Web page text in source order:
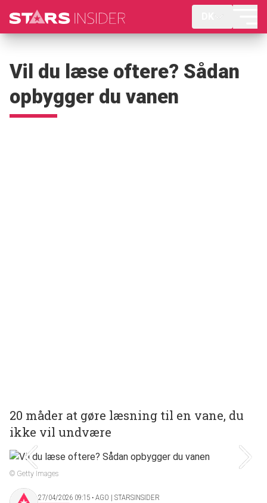
Vil du læse oftere? Sådan
opbygger du vanen
20 måder at gøre læsning til en vane, du
ikke vil undvære
© Getty Images
27/04/2026 09:15 ‧ AGO | STARSINSIDER